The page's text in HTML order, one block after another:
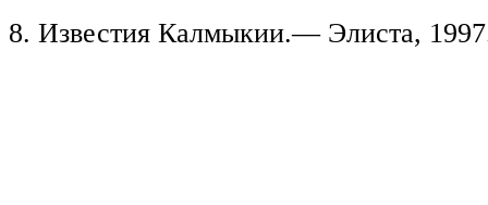
8. Известия Калмыкии.— Элиста,